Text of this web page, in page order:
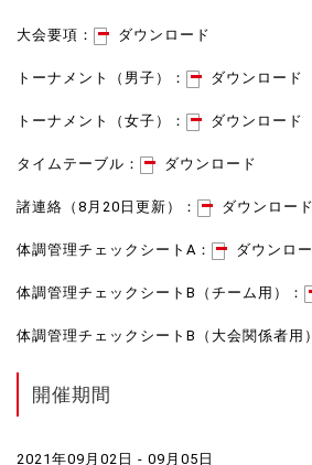
大会要項： ダウンロード
トーナメント（男子）： ダウンロード
トーナメント（女子）： ダウンロード
タイムテーブル： ダウンロード
諸連絡（8月20日更新）： ダウンロード
体調管理チェックシートA： ダウンロ
体調管理チェックシートB（チーム用）：
体調管理チェックシートB（大会関係者用
開催期間
2021年09月02日 - 09月05日